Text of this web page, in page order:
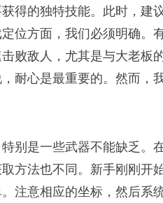
得的独特技能。此时，建
位方面，我们必须明确。
败敌人，尤其是与大老板
耐心是最重要的。然而，
别是一些武器不能缺乏。
方法也不同。新手刚刚开
注意相应的坐标，然后系